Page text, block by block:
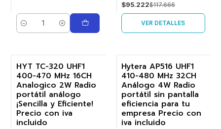
Cantidad
$95.222$117.666
VER DETALLES
-28%
HYT TC-320 UHF1
400-470 MHz 16CH
Analogico 2W Radio
portátil análogo
¡Sencilla y Eficiente!
Precio con iva
incluido
-25%
Hytera AP516 UHF1
410-480 MHz 32CH
Análogo 4W Radio
portátil sin pantalla
eficiencia para tu
empresa Precio con
iva incluido